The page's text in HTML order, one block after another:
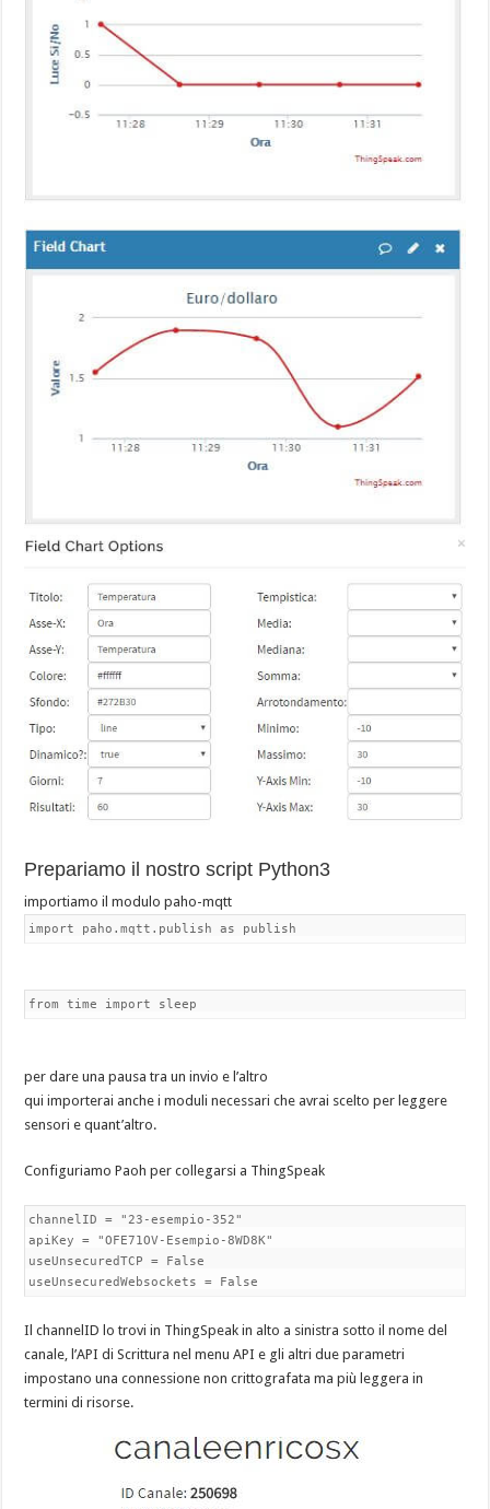
Prepariamo il nostro script Python3
importiamo il modulo paho-mqtt
import paho.mqtt.publish as publish
from time import sleep
per dare una pausa tra un invio e l’altro
qui importerai anche i moduli necessari che avrai scelto per leggere
sensori e quant’altro.
Configuriamo Paoh per collegarsi a ThingSpeak
channelID = "23-esempio-352"
apiKey = "OFE71OV-Esempio-8WD8K"
useUnsecuredTCP = False
useUnsecuredWebsockets = False
Il channelID lo trovi in ThingSpeak in alto a sinistra sotto il nome del
canale, l’API di Scrittura nel menu API e gli altri due parametri
impostano una connessione non crittografata ma più leggera in
termini di risorse.